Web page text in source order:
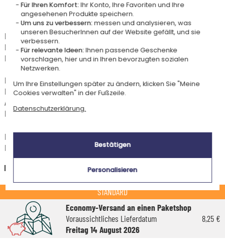
Lieferdatum und Lieferpreis
Dieser Artikel wird in unserem Atelier in Toulouse personalisiert.
Er ist für das Angebot "Versandkostenfrei ab 85 € Warenwert" mit der
Hermes-Standardlieferung berechtigt.
Für jede Bestellung unter 85 € gelten die unten aufgeführten
Lieferkosten für den Kauf dieses Artikels.
Artikel, die in unserem Atelier personalisiert werden (etwa 95% unserer
Produkte), sind mit dem Logo
Das Voraussichtliche Lieferdatum ist nur bei einer Zahlung per PayPal,
Kreditkarte oder Sofortüberweisung gültig.
Deutschland
STANDARD
Economy-Versand an einen Paketshop
Voraussichtliches Lieferdatum
Freitag 14 August 2026
8,25 €
Für Ihren Komfort:Ihr Konto, Ihre Favoriten und Ihre
angesehenen Produkte speichern.
Um uns zu verbessern:messen und analysieren, was
unseren BesucherInnen auf der Website gefällt, und sie
verbessern.
Für relevante Ideen:Ihnen passende Geschenke
vorschlagen, hier und in Ihren bevorzugten sozialen
Netzwerken.
Um Ihre Einstellungen später zu ändern, klicken Sie "Meine
Cookies verwalten" in der Fußzeile.
Datenschutzerklärung.
Bestätigen
Personalisieren